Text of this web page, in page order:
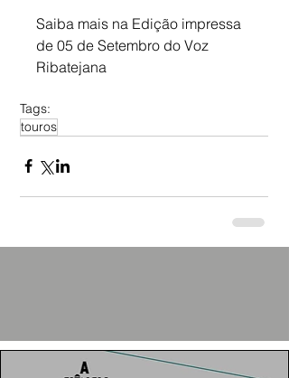
Saiba mais na Edição impressa
de 05 de Setembro do Voz
Ribatejana
Tags:
touros